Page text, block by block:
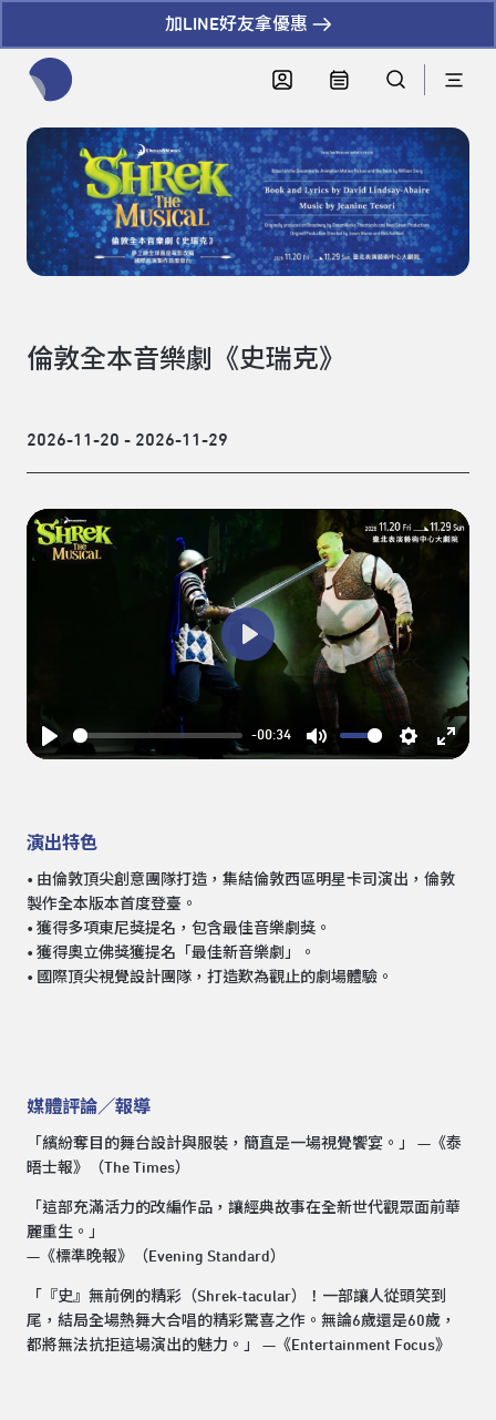
加LINE好友拿優惠
倫敦全本音樂劇《史瑞克》
2026-11-20 - 2026-11-29
Play
-00:34
Mute SettingsEnter
Play
演出特色
• 由倫敦頂尖創意團隊打造，集結倫敦西區明星卡司演出，倫敦
製作全本版本首度登臺。
• 獲得多項東尼獎提名，包含最佳音樂劇獎。
• 獲得奧立佛獎獲提名「最佳新音樂劇」。
• 國際頂尖視覺設計團隊，打造歎為觀止的劇場體驗。
媒體評論／報導
「繽紛奪目的舞台設計與服裝，簡直是一場視覺饗宴。」 —《泰
晤士報》（The Times）
「這部充滿活力的改編作品，讓經典故事在全新世代觀眾面前華
麗重生。」
—《標準晚報》（Evening Standard）
「『史』無前例的精彩（Shrek-tacular）！一部讓人從頭笑到
尾，結局全場熱舞大合唱的精彩驚喜之作。無論6歲還是60歲，
都將無法抗拒這場演出的魅力。」 —《Entertainment Focus》